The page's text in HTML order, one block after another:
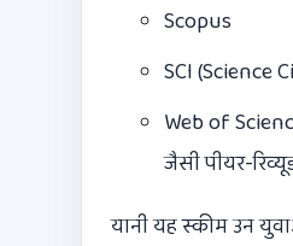
Scopus
SCI (Science
Web of
जैसी पीयर-
यानी यह स्कीम उन